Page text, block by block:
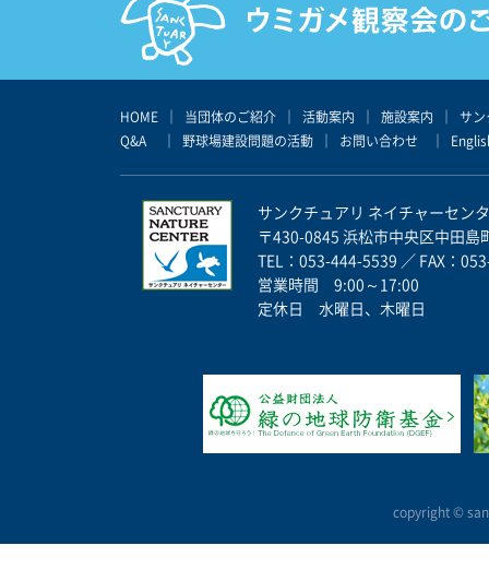
HOME ｜ 当団体のご紹介 ｜ 活動案内 ｜ 施設案内 ｜ サ
Q&A ｜ 野球場建設問題の活動 ｜ お問い合わせ ｜
サンクチュアリ ネイチャーセン
〒430-0845 浜松市中央区中田島
TEL：053-444-5539 ／ FAX：
営業時間 9:00～17:00
定休日 水曜日、木曜日
copyright ©